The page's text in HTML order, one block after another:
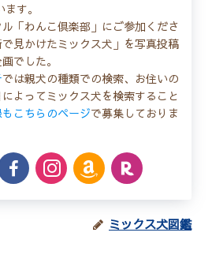
す。
「わんこ倶楽部」にご参加くださ
見かけたミックス犬」を写真投稿
でした。
では親犬の種類での検索、お住いの
よってミックス犬を検索すること
こちらのページで募集しておりま
ミックス犬図鑑